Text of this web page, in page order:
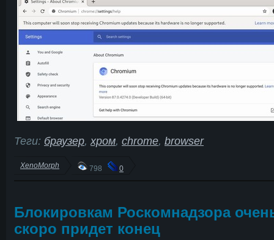
Теги: браузер, хром, chrome, browser
XenoMorph 798 0
Блокировкам Роскомнадзора
скоро придет конец